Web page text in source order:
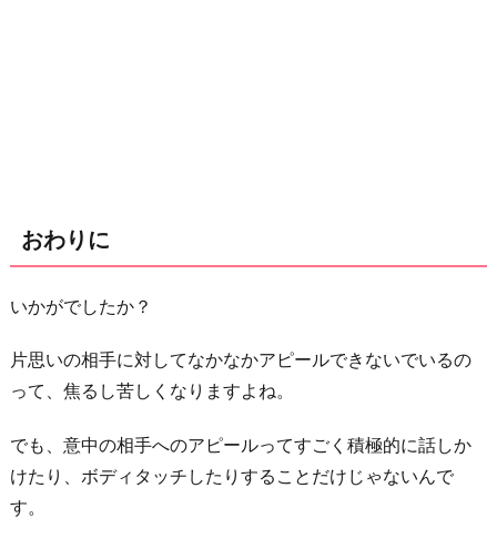
おわりに
いかがでしたか？
片思いの相手に対してなかなかアピールできないでいるの
って、焦るし苦しくなりますよね。
でも、意中の相手へのアピールってすごく積極的に話しか
けたり、ボディタッチしたりすることだけじゃないんで
す。